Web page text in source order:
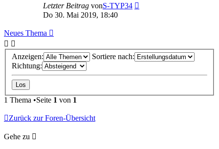
Letzter Beitrag vonS-TYP34
Do 30. Mai 2019, 18:40
Neues Thema
Anzeigen:
Sortiere nach:
Richtung:
1 Thema •Seite 1 von 1
Zurück zur Foren-Übersicht
Gehe zu